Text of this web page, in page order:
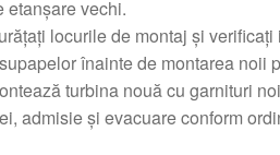
etanșare vechi.
locurile de montaj și
înainte de montarea noii
turbina nouă cu garnituri
admisie și evacuare conform